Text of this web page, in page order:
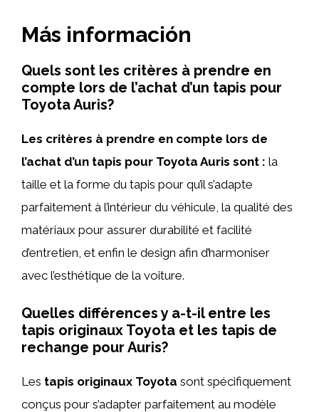
Más información
Quels sont les critères à prendre en
compte lors de l’achat d’un tapis pour
Toyota Auris?
Les critères à prendre en compte lors de
l’achat d’un tapis pour Toyota Auris sont : la
taille et la forme du tapis pour qu’il s’adapte
parfaitement à l’intérieur du véhicule, la qualité des
matériaux pour assurer durabilité et facilité
d’entretien, et enfin le design afin d’harmoniser
avec l’esthétique de la voiture.
Quelles différences y a-t-il entre les
tapis originaux Toyota et les tapis de
rechange pour Auris?
Les tapis originaux Toyota sont spécifiquement
conçus pour s’adapter parfaitement au modèle